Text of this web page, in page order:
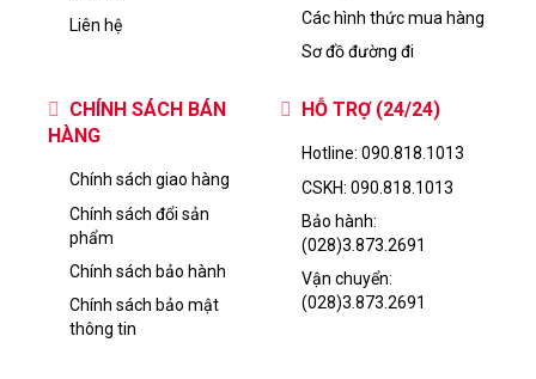
Liên hệ
Các hình thức mua hàng
Sơ đồ đường đi
CHÍNH SÁCH BÁN
HÀNG
Chính sách giao hàng
Chính sách đổi sản
phẩm
Chính sách bảo hành
Chính sách bảo mật
thông tin
HỖ TRỢ (24/24)
Hotline: 090.818.1013
CSKH: 090.818.1013
Bảo hành:
(028)3.873.2691
Vận chuyển:
(028)3.873.2691